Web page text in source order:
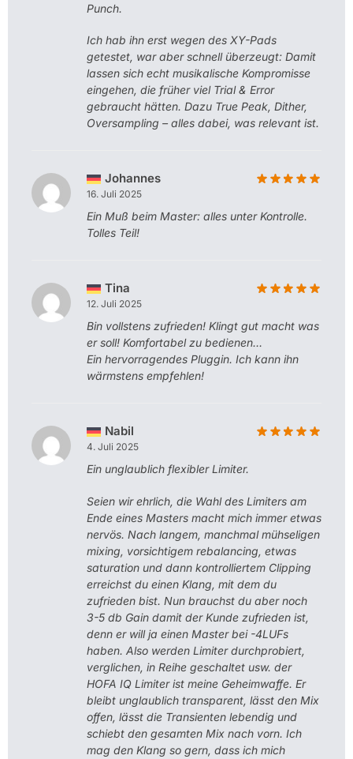
Punch.
Ich hab ihn erst wegen des XY-Pads
getestet, war aber schnell überzeugt: Damit
lassen sich echt musikalische Kompromisse
eingehen, die früher viel Trial & Error
gebraucht hätten. Dazu True Peak, Dither,
Oversampling – alles dabei, was relevant ist.
Johannes
16. Juli 2025
Ein Muß beim Master: alles unter Kontrolle.
Tolles Teil!
Tina
12. Juli 2025
Bin vollstens zufrieden! Klingt gut macht was
er soll! Komfortabel zu bedienen…
Ein hervorragendes Pluggin. Ich kann ihn
wärmstens empfehlen!
Nabil
4. Juli 2025
Ein unglaublich flexibler Limiter.
Seien wir ehrlich, die Wahl des Limiters am
Ende eines Masters macht mich immer etwas
nervös. Nach langem, manchmal mühseligen
mixing, vorsichtigem rebalancing, etwas
saturation und dann kontrolliertem Clipping
erreichst du einen Klang, mit dem du
zufrieden bist. Nun brauchst du aber noch
3-5 db Gain damit der Kunde zufrieden ist,
denn er will ja einen Master bei -4LUFs
haben. Also werden Limiter durchprobiert,
verglichen, in Reihe geschaltet usw. der
HOFA IQ Limiter ist meine Geheimwaffe. Er
bleibt unglaublich transparent, lässt den Mix
offen, lässt die Transienten lebendig und
schiebt den gesamten Mix nach vorn. Ich
mag den Klang so gern, dass ich mich